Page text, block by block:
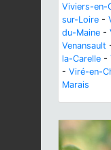
Viviers-en-
sur-Loire -
du-Maine -
Venansault
la-Carelle -
- Viré-en-
Marais